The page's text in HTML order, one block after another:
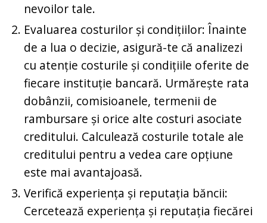
nevoilor tale.
Evaluarea costurilor și condițiilor: Înainte
de a lua o decizie, asigură-te că analizezi
cu atenție costurile și condițiile oferite de
fiecare instituție bancară. Urmărește rata
dobânzii, comisioanele, termenii de
rambursare și orice alte costuri asociate
creditului. Calculează costurile totale ale
creditului pentru a vedea care opțiune
este mai avantajoasă.
Verifică experiența și reputația băncii:
Cercetează experiența și reputația fiecărei